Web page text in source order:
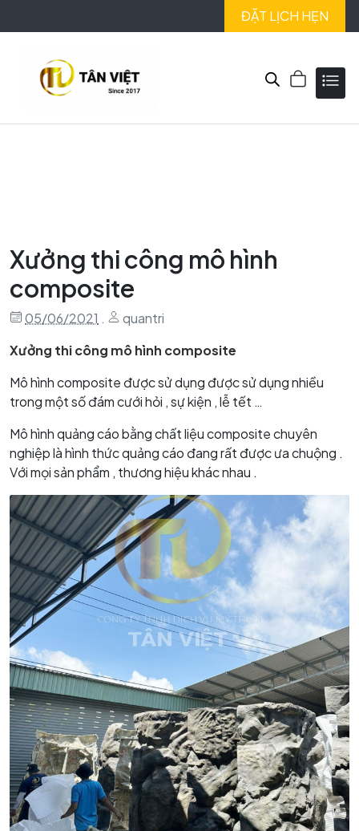
ĐẶT LỊCH HẸN
Xưởng thi công mô hình
composite
05/06/2021 .
quantri
Xưởng thi công mô hình composite
Mô hình composite được sử dụng được sử dụng nhiều
trong một số đám cưới hỏi , sự kiện , lễ tết …
Mô hình quảng cáo bằng chất liệu composite chuyên
nghiệp là hình thức quảng cáo đang rất được ưa chuộng .
Với mọi sản phẩm , thương hiệu khác nhau .